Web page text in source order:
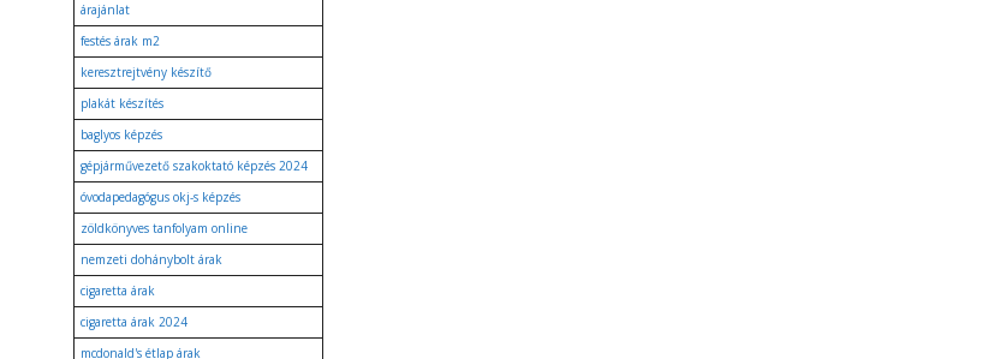
árajánlat
festés árak m2
keresztrejtvény készítő
plakát készítés
baglyos képzés
gépjárművezető szakoktató képzés 2024
óvodapedagógus okj-s képzés
zöldkönyves tanfolyam online
nemzeti dohánybolt árak
cigaretta árak
cigaretta árak 2024
mcdonald's étlap árak